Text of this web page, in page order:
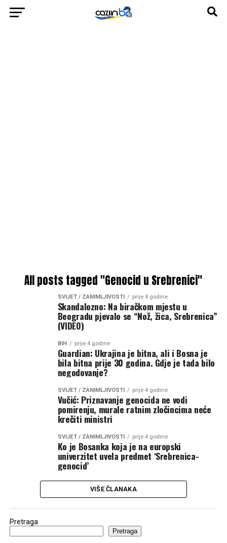
All posts tagged "Genocid u Srebrenici"
SVIJET / ZANIMLJIVOSTI prije 4 godine
Skandalozno: Na biračkom mjestu u
Beogradu pjevalo se “Nož, žica, Srebrenica”
(VIDEO)
BIH prije 4 godine
Guardian: Ukrajina je bitna, ali i Bosna je
bila bitna prije 30 godina. Gdje je tada bilo
negodovanje?
SVIJET / ZANIMLJIVOSTI prije 4 godine
Vučić: Priznavanje genocida ne vodi
pomirenju, murale ratnim zločincima neće
krečiti ministri
SVIJET / ZANIMLJIVOSTI prije 4 godine
Ko je Bosanka koja je na europski
univerzitet uvela predmet ‘Srebrenica-
genocid’
VIŠE ČLANAKA
Pretraga
Pretraga